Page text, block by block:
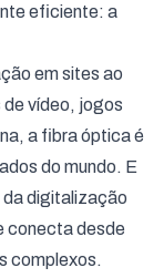
eficiente: a
em sites ao
vídeo, jogos
a fibra óptica é
do mundo. E
da digitalização
conecta desde
complexos.